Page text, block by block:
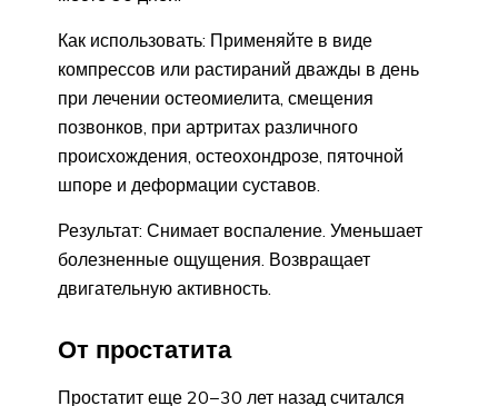
Как использовать: Применяйте в виде
компрессов или растираний дважды в день
при лечении остеомиелита, смещения
позвонков, при артритах различного
происхождения, остеохондрозе, пяточной
шпоре и деформации суставов.
Результат: Снимает воспаление. Уменьшает
болезненные ощущения. Возвращает
двигательную активность.
От простатита
Простатит еще 20−30 лет назад считался